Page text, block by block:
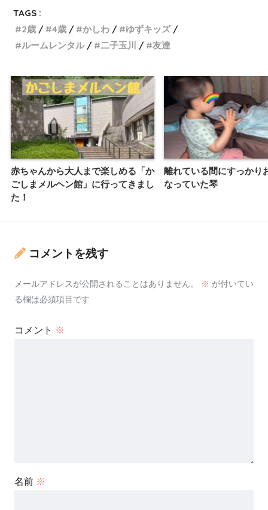
TAGS :
2歳
4歳 かしわ
ゆずキッズ
ルームレンタル
二子玉川 友達
赤ちゃんから大人まで楽しめる「か
ごしまメルヘン館」に行ってきまし
た！
離れている間にすっかり
なっていた琴
コメントを残す
メールアドレスが公開されることはありません。 ※ が付いてい
る欄は必須項目です
コメント ※
名前 ※